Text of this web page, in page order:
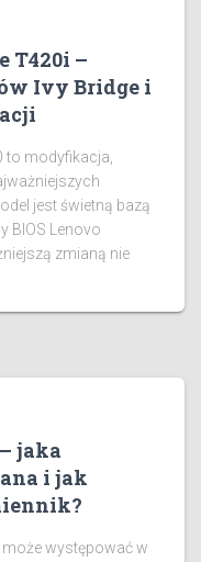
T420i –
Ivy Bridge i
to modyfikacja,
jest świetną bazą
BIOS Lenovo
zmianą nie
jaka
i jak
występować w